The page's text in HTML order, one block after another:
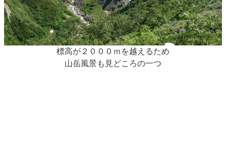
標高が２０００ｍを越えるため
山岳風景も見どころの一つ